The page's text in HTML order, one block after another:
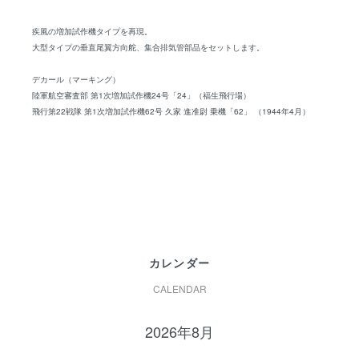
疾風の増加試作機タイプを再現。
大型タイプの垂直尾翼方向舵、集合排気管部品をセットします。
デカール（マーキング）
陸軍航空審査部 第1次増加試作機24号「24」（福生飛行場）
飛行第22戦隊 第1次増加試作機62号 久家 進准尉 乗機「62」 （1944年4月）
カレンダー
CALENDAR
2026年8月